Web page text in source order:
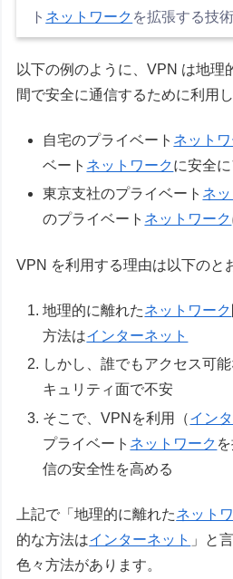
ト ネットワーク を拡張する技術
以下の例のように、VPN は地理
間で安全に通信するために利用し
自宅のプライベート ネット
ベート ネットワークに安全
東京支社のプライベート ネ
のプライベート ネットワーク
VPN を利用する理由は以下のと
地理的に離れたネットワーク
方法はインターネット
しかし、誰でもアクセス可
キュリティ面で不安
そこで、VPNを利用（イン
プライベート ネットワーク
信の安全性を高める
上記で「地理的に離れたネット
的な方法はインターネット 」と
色々方法があります。